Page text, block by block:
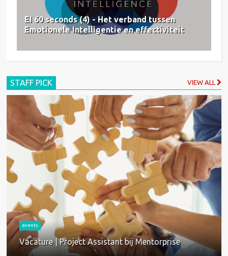
EI 60 seconds (4) - Het verband tussen
Emotionele Intelligentie en effectiviteit
STAFF PICK VIEW ALL
events
Vacature | Project Assistant bij Mentorprise